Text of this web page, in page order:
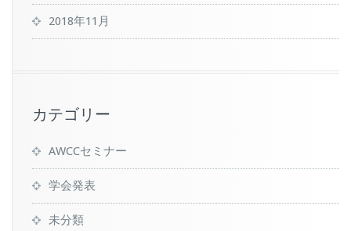
2018年11月
カテゴリー
AWCCセミナー
学会発表
未分類